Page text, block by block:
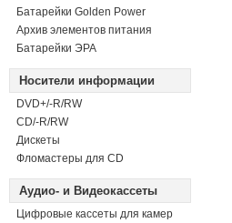
Батарейки Golden Power
Архив элементов питания
Батарейки ЭРА
Носители информации
DVD+/-R/RW
СD/-R/RW
Дискеты
Фломастеры для CD
Аудио- и Видеокассеты
Цифровые кассеты для камер